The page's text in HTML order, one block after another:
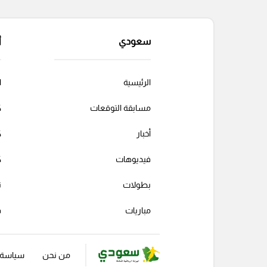
سعودي
الرئيسية
مسابقة التوقعات
أخبار
فيديوهات
بطولات
مباريات
من نحن سياسة